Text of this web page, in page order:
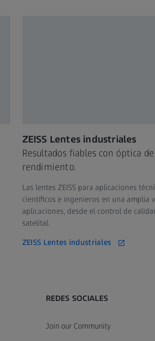
ZEISS Lentes industriales
Resultados fiables con óptica
rendimiento.
Las lentes ZEISS para aplicaciones
científicos e ingenieros en una amplia
aplicaciones, desde el control de
satelital.
ZEISS Lentes industriales
REDES SOCIALES
Join our Community